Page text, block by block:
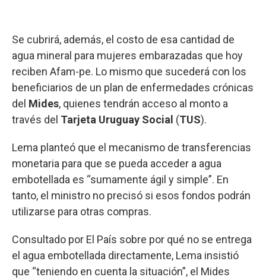
Se cubrirá, además, el costo de esa cantidad de
agua mineral para mujeres embarazadas que hoy
reciben Afam-pe. Lo mismo que sucederá con los
beneficiarios de un plan de enfermedades crónicas
del Mides, quienes tendrán acceso al monto a
través del Tarjeta Uruguay Social (TUS).
Lema planteó que el mecanismo de transferencias
monetaria para que se pueda acceder a agua
embotellada es “sumamente ágil y simple”. En
tanto, el ministro no precisó si esos fondos podrán
utilizarse para otras compras.
Consultado por El País sobre por qué no se entrega
el agua embotellada directamente, Lema insistió
que “teniendo en cuenta la situación”, el Mides